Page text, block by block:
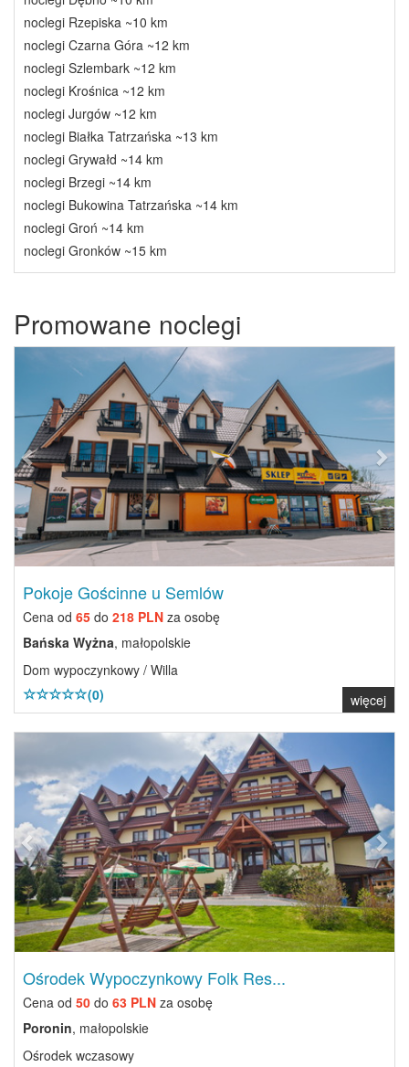
noclegi Rzepiska ~10 km
noclegi Czarna Góra ~12 km
noclegi Szlembark ~12 km
noclegi Krośnica ~12 km
noclegi Jurgów ~12 km
noclegi Białka Tatrzańska ~13 km
noclegi Grywałd ~14 km
noclegi Brzegi ~14 km
noclegi Bukowina Tatrzańska ~14 km
noclegi Groń ~14 km
noclegi Gronków ~15 km
Promowane noclegi
Previous Next
Pokoje Gościnne u Semlów
Cena od 65 do 218 PLN za osobę
Bańska Wyżna, małopolskie
Dom wypoczynkowy / Willa
(0)
więcej
Ośrodek Wypoczynkowy Folk Res...
Cena od 50 do 63 PLN za osobę
Poronin, małopolskie
Ośrodek wczasowy